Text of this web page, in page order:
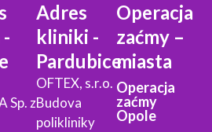
Sp. z
Adres
kliniki -
Pardubice
OFTEX, s.r.o.
Budova
polikliniky
Operacja
zaćmy –
miasta
Operacja
zaćmy
Opole